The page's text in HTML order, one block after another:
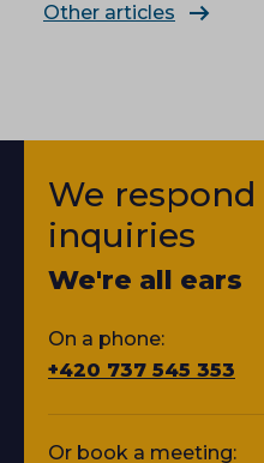
Other articles
We respond
inquiries
We're all ears
On a phone:
+420 737 545 353
Or book a meeting: